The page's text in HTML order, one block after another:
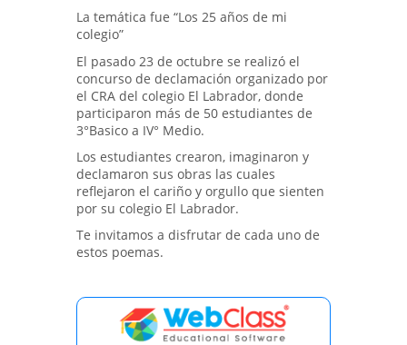
La temática fue “Los 25 años de mi
colegio”
El pasado 23 de octubre se realizó el
concurso de declamación organizado por
el CRA del colegio El Labrador, donde
participaron más de 50 estudiantes de
3°Basico a IV° Medio.
Los estudiantes crearon, imaginaron y
declamaron sus obras las cuales
reflejaron el cariño y orgullo que sienten
por su colegio El Labrador.
Te invitamos a disfrutar de cada uno de
estos poemas.